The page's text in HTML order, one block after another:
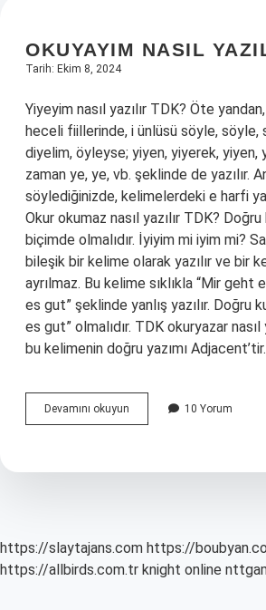
OKUYAYIM NASIL
Tarih: Ekim 8, 2024
Yiyeyim nasıl yazılır TDK? Öte
heceli fiillerinde, i ünlüsü söyle, söyle,
diyelim, öyleyse; yiyen, yiyerek, yiyen,
zaman ye, ye, vb. şeklinde de yazılır.
söylediğinizde, kelimelerdeki e harfi
Okur okumaz nasıl yazılır TDK?
biçimde olmalıdır. İyiyim mi iyim mi?
bileşik bir kelime olarak yazılır ve bir
ayrılmaz. Bu kelime sıklıkla “Mir geht
es gut” şeklinde yanlış yazılır. Doğru
es gut” olmalıdır. TDK okuryazar nasıl
bu kelimenin doğru yazımı
Devamını okuyun Okuyayım
Nasıl
10 Yorum
https://slaytajans.com https://
https://allbirds.com.tr knight online